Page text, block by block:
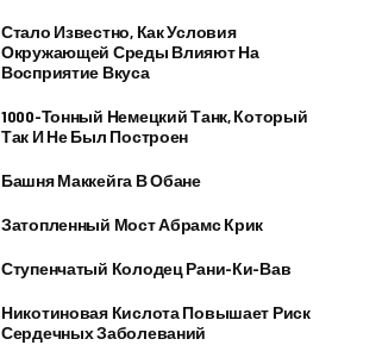
Стало Известно, Как Условия
Окружающей Среды Влияют На
Восприятие Вкуса
1000-Тонный Немецкий Танк, Который
Так И Не Был Построен
Башня Маккейга В Обане
Затопленный Мост Абрамс Крик
Ступенчатый Колодец Рани-Ки-Вав
Никотиновая Кислота Повышает Риск
Сердечных Заболеваний